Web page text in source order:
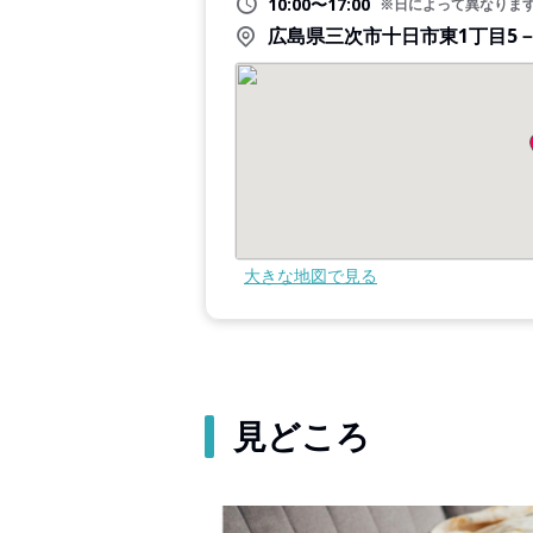
広島県三次市十日市東1丁目5
大きな地図で見る
見どころ